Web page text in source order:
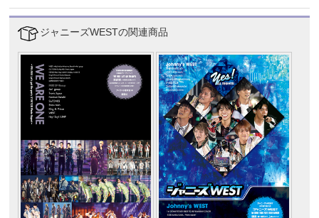
ジャニーズWESTの関連商品